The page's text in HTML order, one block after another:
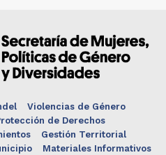
Violencias de Género
de Derechos
Gestión Territorial
Materiales Informativos